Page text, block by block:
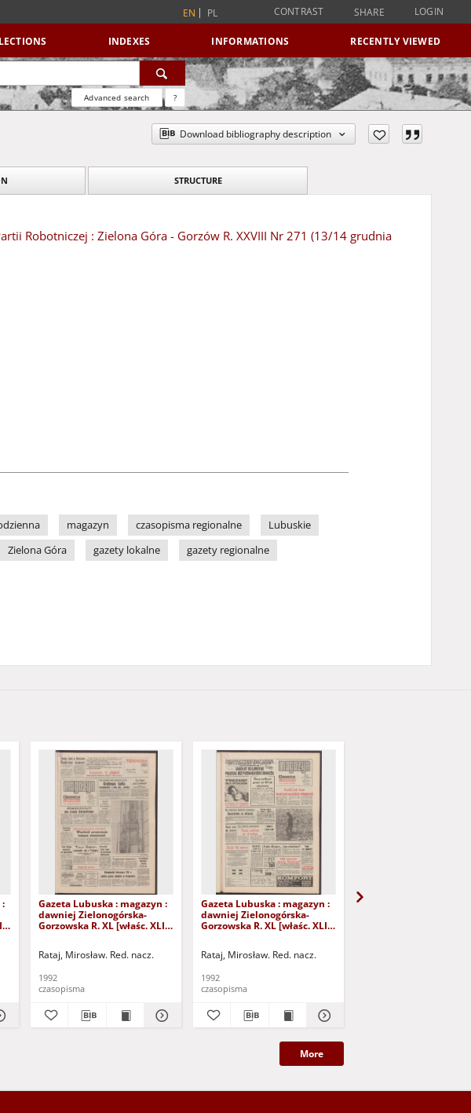
EN PL CONTRAST SHARE LOGIN
INDEXES INFORMATIONS RECENTLY VIEWED
Advanced search ?
Download bibliography description
STRUCTURE
Robotniczej : Zielona Góra - Gorzów R. XXVIII Nr 271 (13/14 grudnia
magazyn czasopisma regionalne
Lubuskie
Zielona Góra gazety lokalne gazety regionalne
Gazeta Lubuska : magazyn :
dawniej Zielonogórska-
Gorzowska R. XL [właśc. XLI],
Rataj, Mirosław. Red. nacz.
1992
czasopisma
Gazeta Lubuska : magazyn :
dawniej Zielonogórska-
Gorzowska R. XL [właśc. XLI],
Rataj, Mirosław. Red. nacz.
1992
czasopisma
More